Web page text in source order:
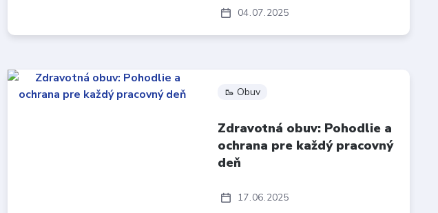
04 07 2025
17 06 2025
🥾 Obuv
Zdravotná obuv: Pohodlie a
ochrana pre každý pracovný
deň